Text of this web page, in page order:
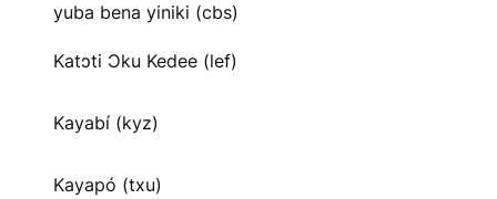
yuba bena yiniki (cbs)
Katɔti Ɔku Kedee (lef)
Kayabí (kyz)
Kayapó (txu)